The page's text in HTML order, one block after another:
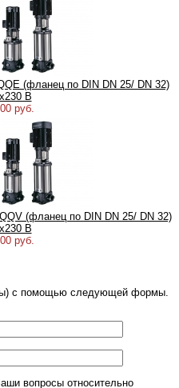
(фланец по DIN DN 25/ DN 32)
В
руб.
(фланец по DIN DN 25/ DN 32)
В
руб.
с помощью следующей формы.
вопросы относительно